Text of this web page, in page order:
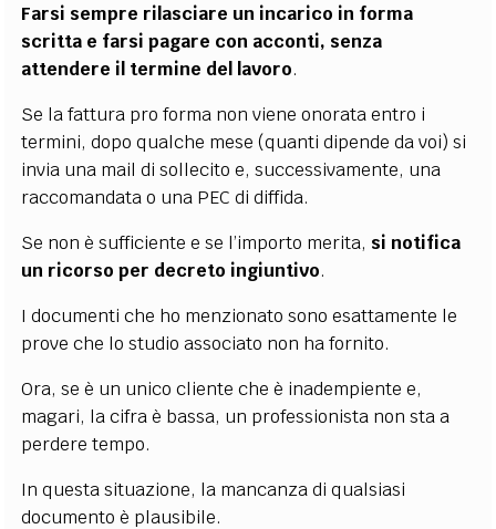
Farsi sempre rilasciare un incarico in forma
scritta e farsi pagare con acconti, senza
attendere il termine del lavoro.
Se la fattura pro forma non viene onorata entro i
termini, dopo qualche mese (quanti dipende da voi) si
invia una mail di sollecito e, successivamente, una
raccomandata o una PEC di diffida.
Se non è sufficiente e se l’importo merita, si notifica
un ricorso per decreto ingiuntivo.
I documenti che ho menzionato sono esattamente le
prove che lo studio associato non ha fornito.
Ora, se è un unico cliente che è inadempiente e,
magari, la cifra è bassa, un professionista non sta a
perdere tempo.
In questa situazione, la mancanza di qualsiasi
documento è plausibile.